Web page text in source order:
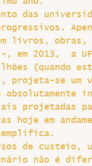
das
livros,
em 2013,  a
(quando
projeta-se um
projetadas
hoje em
de custeio,
não é